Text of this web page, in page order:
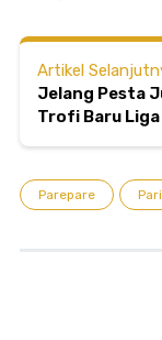
Artikel
Jelang Pesta
Trofi Baru Liga
Parepare